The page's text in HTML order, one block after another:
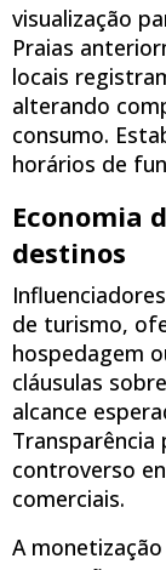
visualização
Praias
locais
alterando
consumo.
horários de
Economia
destinos
de turismo,
hospedagem
cláusulas
alcance
controverso
comerciais.
A